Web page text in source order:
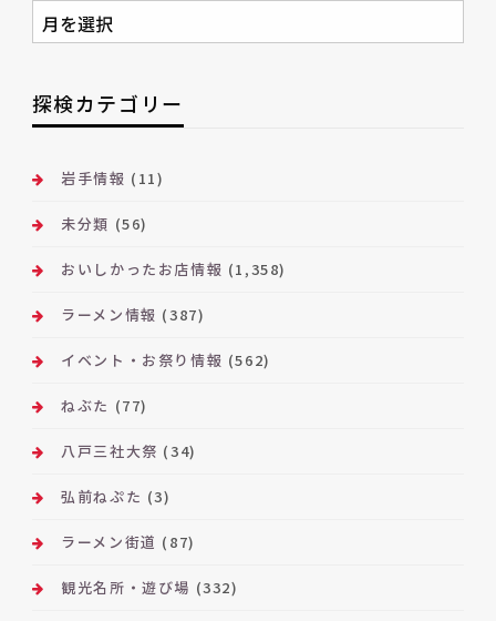
月
別
ー
カ
ブ
探検カテゴリー
岩手情報 (11)
未分類 (56)
おいしかったお店情報 (1,358)
ラーメン情報 (387)
イベント・お祭り情報 (562)
ねぶた (77)
八戸三社大祭 (34)
弘前ねぷた (3)
ラーメン街道 (87)
観光名所・遊び場 (332)